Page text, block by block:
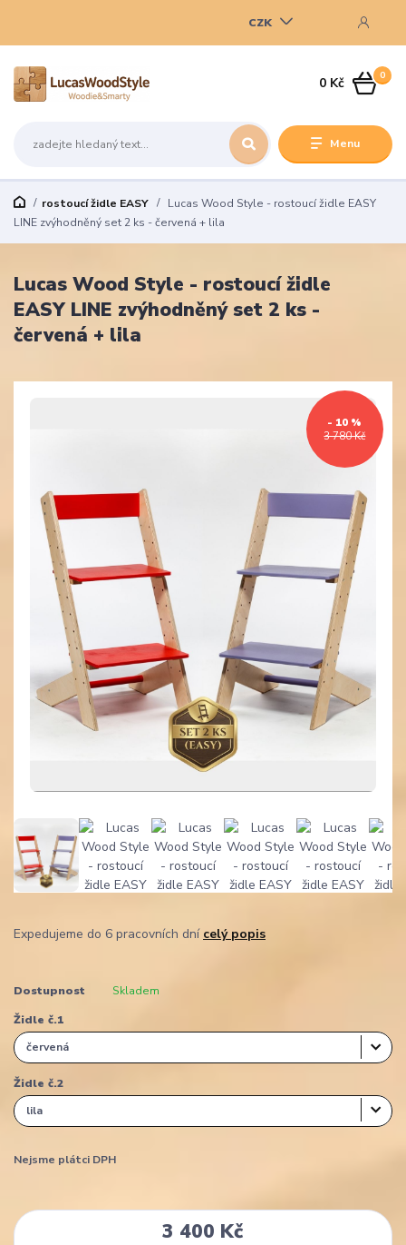
Menu
CZK
0
0 Kč
rostoucí židle EASY
Lucas Wood Style - rostoucí židle EASY
LINE zvýhodněný set 2 ks - červená + lila
Lucas Wood Style - rostoucí židle
EASY LINE zvýhodněný set 2 ks -
červená + lila
3 780 Kč
- 10 %
Expedujeme do 6 pracovních dní celý popis
Dostupnost Skladem
Židle č.1
Židle č.2
Nejsme plátci DPH
3 400 Kč